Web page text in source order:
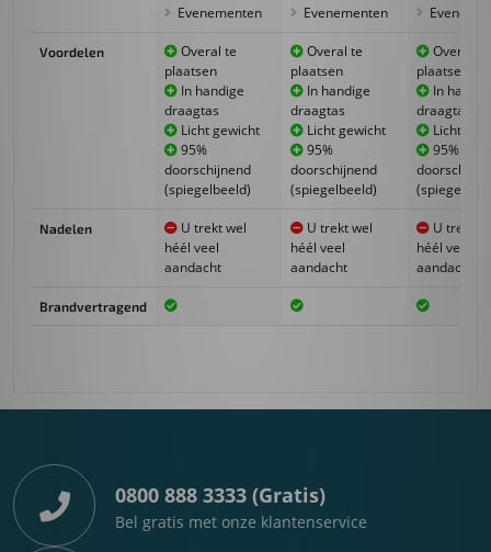
Evenementen
Evenementen
Voordelen
Overal te
plaatsen
In handige
draagtas
Licht gewicht
95%
doorschijnend
(spiegelbeeld)
Overal te
plaatsen
In handige
draagtas
Licht gewicht
95%
doorschijnend
(spiegelbeeld)
Overal te
plaatsen
In
draagtas
Licht
95%
Nadelen
U trekt wel
héél veel
aandacht
U trekt wel
héél veel
aandacht
U trekt
héél veel
aandacht
Brandvertragend
0800 888 3333 (Gratis)
Bel gratis met onze klantenservice